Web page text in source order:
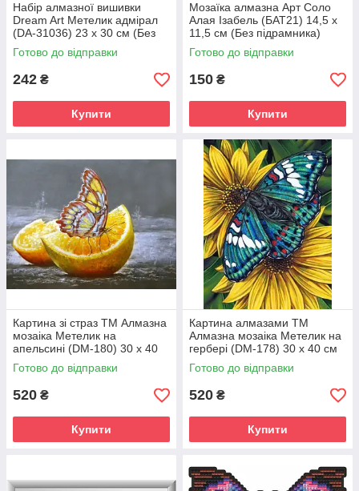
Набір алмазної вишивки
Dream Art Метелик адмірал
(DA-31036) 23 x 30 см (Без
підрамника)
Готово до відправки
242 ₴
Купити
Мозаїка алмазна Арт Соло
Алая Ізабель (БАТ21) 14,5 х
11,5 см (Без підрамника)
Готово до відправки
150 ₴
Купити
Картина зі страз ТМ Алмазна
мозаіка Метелик на
апельсині (DM-180) 30 х 40
см (Без підрамника)
Готово до відправки
520 ₴
Купити
Картина алмазами ТМ
Алмазна мозаіка Метелик на
гербері (DM-178) 30 х 40 см
(Без підрамника)
Готово до відправки
520 ₴
Купити